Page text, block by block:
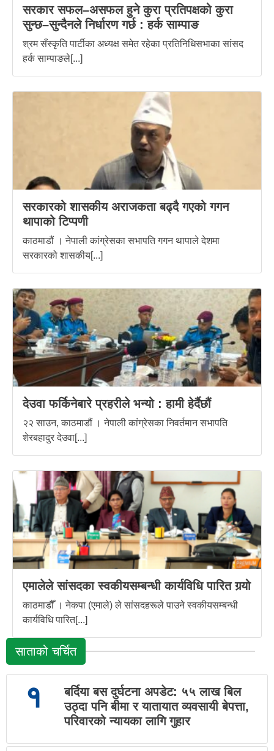
सरकार सफल–असफल हुने कुरा प्रतिपक्षको कुरा
सुन्छ–सुन्दैनले निर्धारण गर्छ : हर्क साम्पाङ
श्रम सँस्कृति पार्टीका अध्यक्ष समेत रहेका प्रतिनिधिसभाका सांसद
हर्क साम्पाङले[...]
सरकारको शासकीय अराजकता बढ्दै गएको गगन
थापाको टिप्पणी
काठमाडौं । नेपाली कांग्रेसका सभापति गगन थापाले देशमा
सरकारको शासकीय[...]
देउवा फर्किनेबारे प्रहरीले भन्यो : हामी हेर्दैछौं
२२ साउन, काठमाडौं । नेपाली कांग्रेसका निवर्तमान सभापति
शेरबहादुर देउवा[...]
एमालेले सांसदका स्वकीयसम्बन्धी कार्यविधि पारित गर्‍यो
काठमाडौँ । नेकपा (एमाले) ले सांसदहरूले पाउने स्वकीयसम्बन्धी
कार्यविधि पारित[...]
साताको चर्चित
१
बर्दिया बस दुर्घटना अपडेट: ५५ लाख बिल
उठ्दा पनि बीमा र यातायात व्यवसायी बेपत्ता,
परिवारको न्यायका लागि गुहार